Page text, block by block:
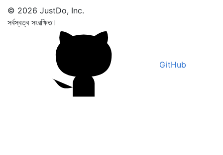
© 2026 JustDo, Inc.
সর্বস্বত্ব সংরক্ষিত।
GitHub